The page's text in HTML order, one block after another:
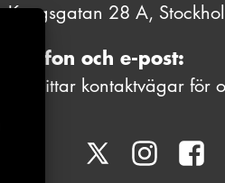
Kungsgatan 28 A,
Telefon och e-post:
Du hittar kontaktvägar för